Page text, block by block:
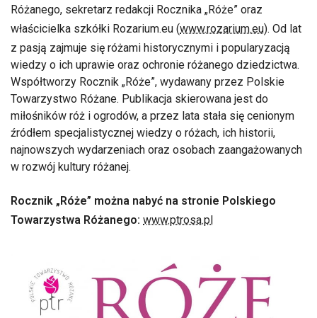
Różanego, sekretarz redakcji Rocznika „Róże” oraz
właścicielka szkółki Rozarium.eu (www.rozarium.eu). Od lat
z pasją zajmuje się różami historycznymi i popularyzacją
wiedzy o ich uprawie oraz ochronie różanego dziedzictwa.
Współtworzy Rocznik „Róże”, wydawany przez Polskie
Towarzystwo Różane. Publikacja skierowana jest do
miłośników róż i ogrodów, a przez lata stała się cenionym
źródłem specjalistycznej wiedzy o różach, ich historii,
najnowszych wydarzeniach oraz osobach zaangażowanych
w rozwój kultury różanej.
Rocznik „Róże” można nabyć na stronie Polskiego
Towarzystwa Różanego: www.ptrosa.pl